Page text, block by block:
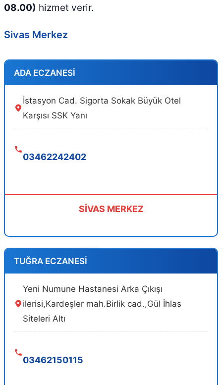
08.00) hizmet verir.
Sivas Merkez
ADA ECZANESİ
İstasyon Cad. Sigorta Sokak Büyük Otel
Karşısı SSK Yanı
03462242402
SİVAS MERKEZ
TUĞRA ECZANESİ
Yeni Numune Hastanesi Arka Çıkışı
ilerisi,Kardeşler mah.Birlik cad.,Gül İhlas
Siteleri Altı
03462150115